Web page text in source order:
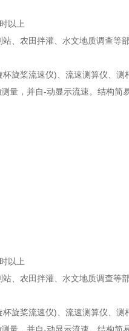
以上
、农田拌灌、水文地质调查等
旋桨流速仪)、流速测算仪、测
量，并自-动显示流速。结构
以上
、农田拌灌、水文地质调查等
旋桨流速仪)、流速测算仪、测